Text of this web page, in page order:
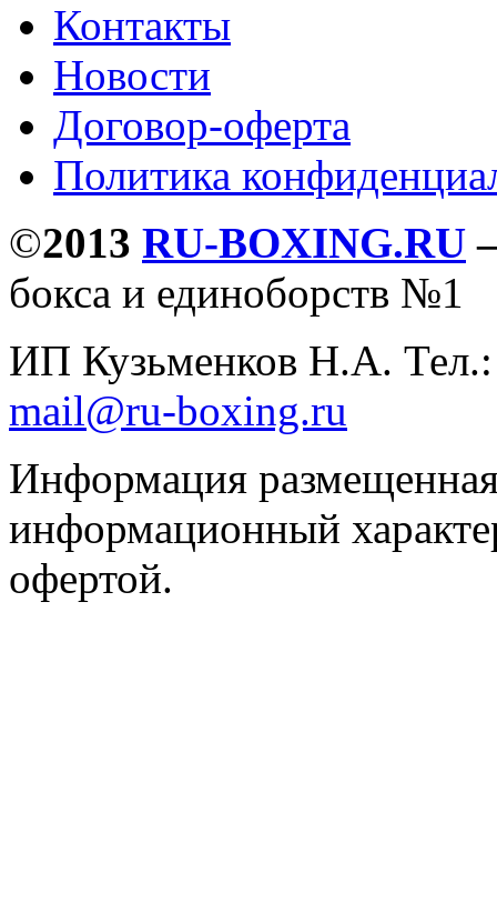
Контакты
Новости
Договор-оферта
Политика
©2013 RU-BOXING.RU
бокса и единоборств №1
ИП Кузьменков Н.А.
mail@ru-boxing.ru
Информация
информационный
офертой.